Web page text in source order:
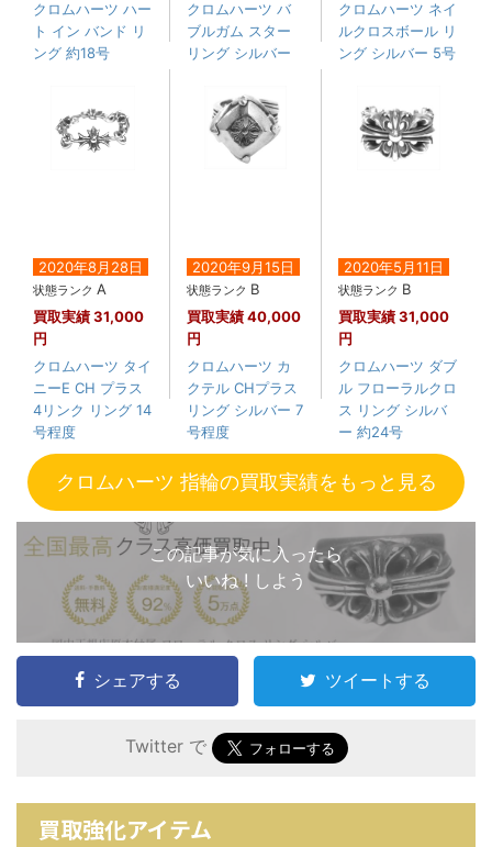
クロムハーツ ハー
ト イン バンド リ
ング 約18号
クロムハーツ バ
ブルガム スター
リング シルバー
クロムハーツ ネイ
ルクロスボール リ
ング シルバー 5号
2020年8月28日
状態ランク A
買取実績31,000
円
クロムハーツ タイ
ニーE CH プラス
4リンク リング 14
号程度
2020年9月15日
状態ランク B
買取実績40,000
円
クロムハーツ カ
クテル CHプラス
リング シルバー 7
号程度
2020年5月11日
状態ランク B
買取実績31,000
円
クロムハーツ ダブ
ル フローラルクロ
ス リング シルバ
ー 約24号
クロムハーツ 指輪の買取実績をもっと見る
この記事が気に入ったら
いいね ! しよう
シェアする ツイートする
Twitter で
買取強化アイテム